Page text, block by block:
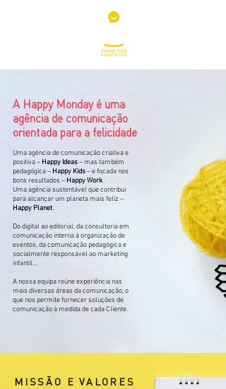
A Happy Monday é uma
agência de comunicação
orientada para a felicidade
Uma agência de comunicação criativa e
positiva – Happy Ideas– mas também
pedagógica – Happy Kids–e focada nos
bons resultados – Happy Work.
Uma agência sustentável que contribui
para alcançar um planeta mais feliz –
Happy Planet.
Do digital ao editorial, da consultoria em
comunicação interna à organização de
eventos, da comunicação pedagógica e
socialmente responsável ao marketing
infantil…
A nossa equipa reúne experiência nas
mais diversas áreas da comunicação, o
que nos permite fornecer soluções de
comunicação à medida de cada Cliente.
MISSÃO E VALORES